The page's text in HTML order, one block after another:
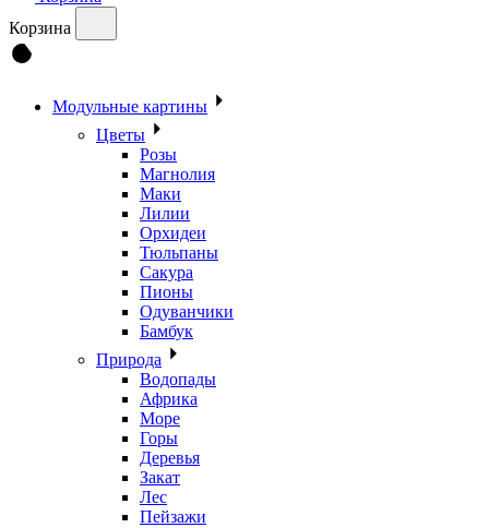
Корзина
Модульные картины
Цветы
Розы
Магнолия
Маки
Лилии
Орхидеи
Тюльпаны
Сакура
Пионы
Одуванчики
Бамбук
Природа
Водопады
Африка
Море
Горы
Деревья
Закат
Лес
Пейзажи